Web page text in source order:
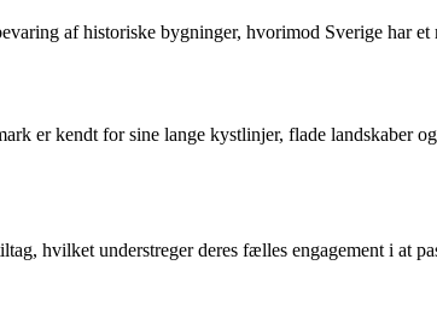
af historiske bygninger, hvorimod Sverige har
er kendt for sine lange kystlinjer, flade landskaber
hvilket understreger deres fælles engagement i at